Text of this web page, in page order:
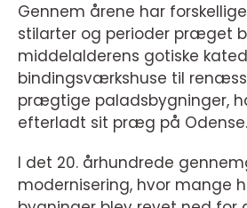
Gennem årene har
stilarter og perioder præget
middelalderens gotiske
bindingsværkshuse til
prægtige paladsbygninger,
efterladt sit præg på Odense.
I det 20. århundrede
modernisering, hvor mange